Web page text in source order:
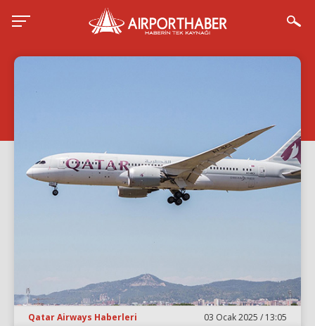
Qatar Airways Haberleri 03 Ocak 2025 / 13:05